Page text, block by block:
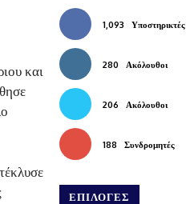
και
1,093 Υποστηρικτές
280 Ακόλουθοι
206 Ακόλουθοι
188 Συνδρομητές
ΕΠΙΛΟΓΕΣ